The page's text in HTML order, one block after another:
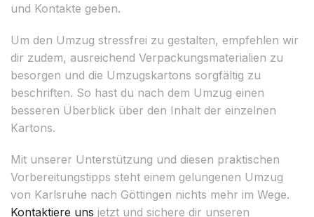
und Kontakte geben.
Um den Umzug stressfrei zu gestalten, empfehlen wir
dir zudem, ausreichend Verpackungsmaterialien zu
besorgen und die Umzugskartons sorgfältig zu
beschriften. So hast du nach dem Umzug einen
besseren Überblick über den Inhalt der einzelnen
Kartons.
Mit unserer Unterstützung und diesen praktischen
Vorbereitungstipps steht einem gelungenen Umzug
von Karlsruhe nach Göttingen nichts mehr im Wege.
Kontaktiere uns jetzt und sichere dir unseren